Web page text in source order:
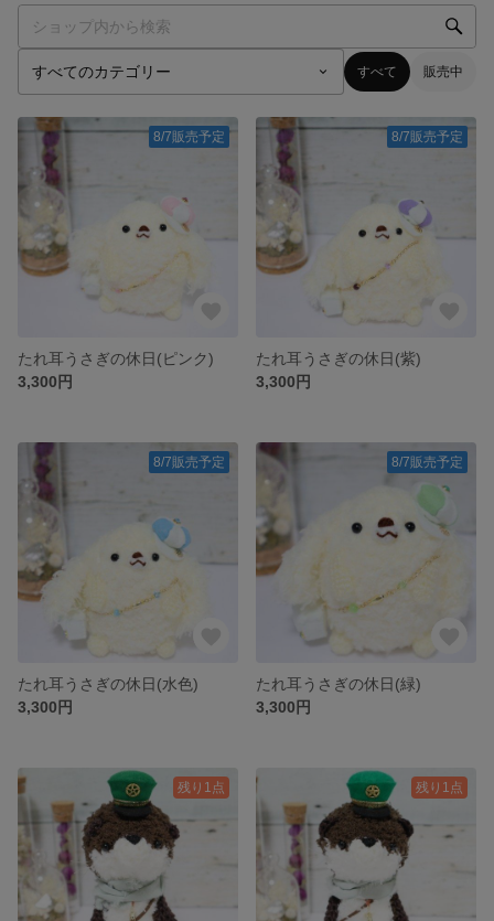
すべて 販売中
8/7販売予定
たれ耳うさぎの休日(ピンク)
3,300円
8/7販売予定
たれ耳うさぎの休日(紫)
3,300円
8/7販売予定
たれ耳うさぎの休日(水色)
3,300円
8/7販売予定
たれ耳うさぎの休日(緑)
3,300円
残り1点 残り1点